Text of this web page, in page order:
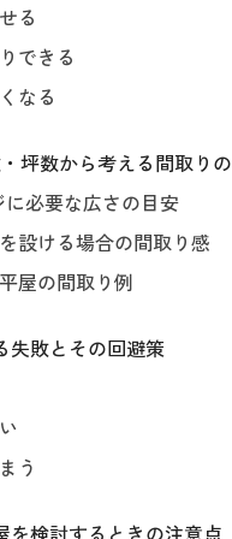
る
できる
なる
坪数から考える間取り
必要な広さの目安
設ける場合の間取り感
屋の間取り例
失敗とその回避策
う
を検討するときの注意点